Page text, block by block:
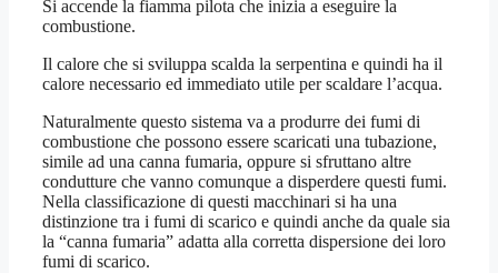
Si accende la fiamma pilota che inizia a eseguire la
combustione.
Il calore che si sviluppa scalda la serpentina e quindi ha il
calore necessario ed immediato utile per scaldare l’acqua.
Naturalmente questo sistema va a produrre dei fumi di
combustione che possono essere scaricati una tubazione,
simile ad una canna fumaria, oppure si sfruttano altre
condutture che vanno comunque a disperdere questi fumi.
Nella classificazione di questi macchinari si ha una
distinzione tra i fumi di scarico e quindi anche da quale sia
la “canna fumaria” adatta alla corretta dispersione dei loro
fumi di scarico.